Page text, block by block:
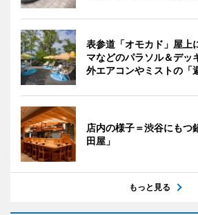
表参道「オモカド」屋上
マなどのパラソル＆デッ
外エアコンやミストの「
店内の様子＝渋谷にもつ
田屋」
もっと見る